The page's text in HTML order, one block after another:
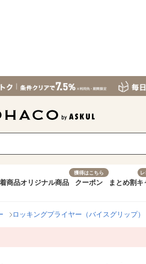
商品オリジナル商品
獲得はこちら
クーポン まとめ割キ
ロッキングプライヤー（バイスグリップ）